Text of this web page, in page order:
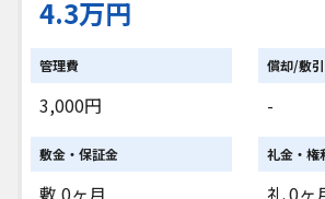
4.3万円
管理費
3,000円
償却/敷引
-
敷金・保証金
敷 0ヶ月
礼金・権
礼 0ヶ